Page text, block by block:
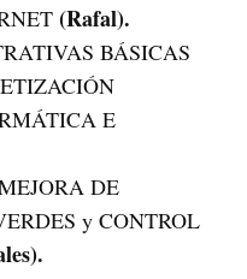
(Rafal).
BÁSICAS
E
DE
y CONTROL